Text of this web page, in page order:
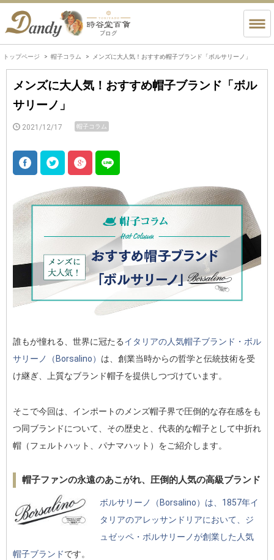
トップページ 帽子コラム メンズに大人気！おすすめ帽子ブランド「ボルサリーノ」
メンズに大人気！おすすめ帽子ブランド「ボル
サリーノ」
2021/12/17 帽子コラム
誰もが憧れる、世界に冠たるイタリアの人気帽子ブランド・ボル
サリーノ（Borsalino） は、創業当時からの哲学と伝統技術を受
け継ぎ、上質なブランド帽子を提供しつづけています。
そこで今回は、インポートのメンズ帽子界で圧倒的な存在感をも
つ同ブランドについて、その歴史と、代表的な帽子として中折れ
帽（フェルトハット、パナマハット）をご紹介します。
帽子ファンの永遠のあこがれ、圧倒的人気の高級ブランド
ボルサリーノ（Borsalino）は、1857年イ
タリアのアレッサンドリアにおいて、ジ
ュゼッペ・ボルサリーノが創業した人気
帽子ブランドです。